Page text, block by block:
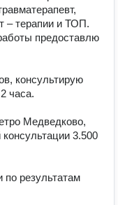
– терапии и ТОП.
предоставлю
консультирую
часа.
Медведково,
3.500
результатам